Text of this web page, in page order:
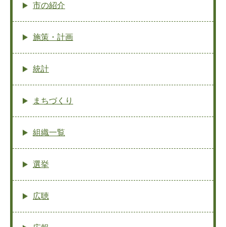
市の紹介
施策・計画
統計
まちづくり
組織一覧
選挙
広聴